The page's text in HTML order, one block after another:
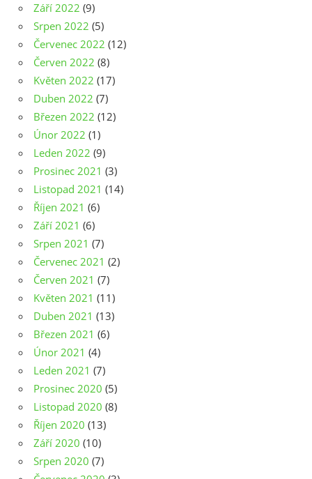
Září 2022 (9)
Srpen 2022 (5)
Červenec 2022 (12)
Červen 2022 (8)
Květen 2022 (17)
Duben 2022 (7)
Březen 2022 (12)
Únor 2022 (1)
Leden 2022 (9)
Prosinec 2021 (3)
Listopad 2021 (14)
Říjen 2021 (6)
Září 2021 (6)
Srpen 2021 (7)
Červenec 2021 (2)
Červen 2021 (7)
Květen 2021 (11)
Duben 2021 (13)
Březen 2021 (6)
Únor 2021 (4)
Leden 2021 (7)
Prosinec 2020 (5)
Listopad 2020 (8)
Říjen 2020 (13)
Září 2020 (10)
Srpen 2020 (7)